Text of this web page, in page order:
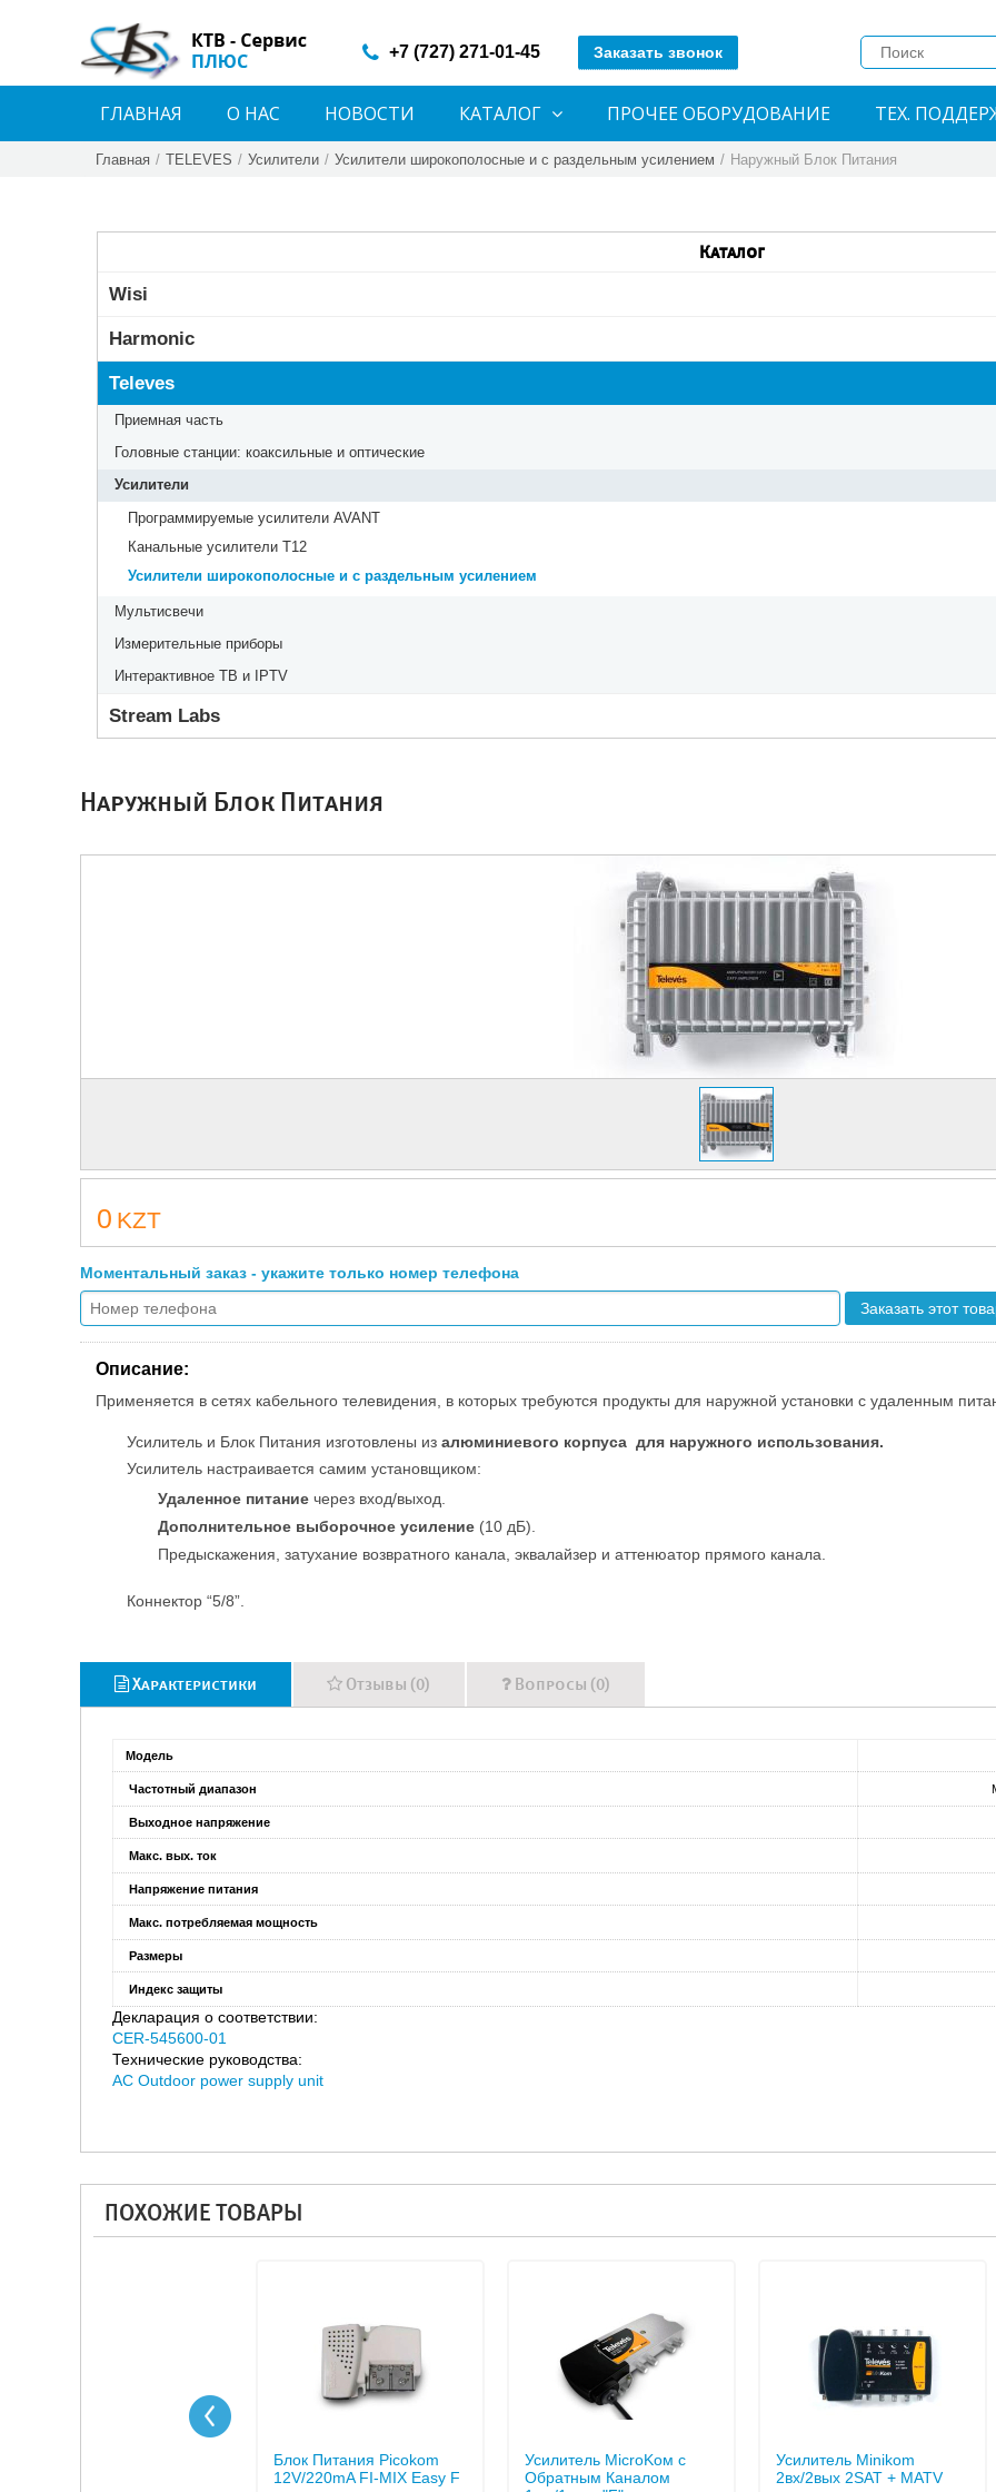
+7 (727) 271-01-45 Заказать звонок
ГЛАВНАЯ О НАС НОВОСТИ КАТАЛОГ ПРОЧЕЕ ОБОРУДОВАНИЕ ТЕХ.
Главная / TELEVES / Усилители / Усилители широкополосные и с раздельным усилением / Наружный Блок Питания
Каталог
Wisi
Harmonic
Televes
Приемная часть
Головные станции: коаксильные и оптические
Усилители
Программируемые усилители AVANT
Канальные усилители Т12
Усилители широкополосные и с раздельным усилением
Мультисвечи
Измерительные приборы
Интерактивное ТВ и IPTV
Stream Labs
Наружный Блок Питания
0 KZT
Моментальный заказ - укажите только номер телефона
Заказать этот
Описание:
Применяется в сетях кабельного телевидения, в которых требуются продукты для наружной установки с удаленным
Усилитель и Блок Питания изготовлены из алюминиевого корпуса для наружного использования.
Усилитель настраивается самим установщиком:
Удаленное питание через вход/выход.
Дополнительное выборочное усиление (10 дБ).
Предыскажения, затухание возвратного канала, эквалайзер и аттенюатор прямого канала.
Коннектор “5/8”.
Характеристики Отзывы (0) Вопросы (0)
Модель
Частотный диапазон
Выходное напряжение
Макс. вых. ток
Напряжение питания
Макс. потребляемая мощность
Размеры
Индекс защиты
Декларация о соответствии:
CER-545600-01
Технические руководства:
AC Outdoor power supply unit
ПОХОЖИЕ ТОВАРЫ
Блок Питания Picokom
12V/220mA FI-MIX Easy F
Усилитель MicroKoм с
Обратным Каналом
Усилитель Minikom
2вх/2вых 2SAT + MATV